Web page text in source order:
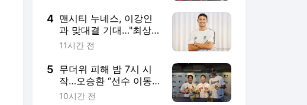
4 맨시티 누네스, 이강인
과 맞대결 기대…"최상
위 수준 선수"
11시간 전
5 무더위 피해 밤 7시 시
작…오승환 “선수 이동·
팬 귀가까지 봐야”
10시간 전